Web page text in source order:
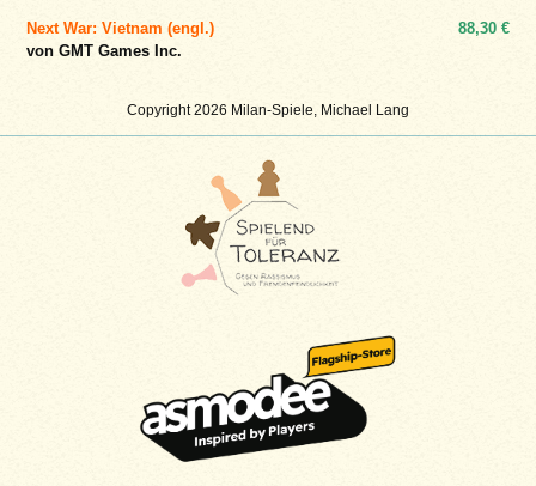
Copyright 2026 Milan-Spiele, Michael Lang
Next War: Vietnam (engl.)
von GMT Games Inc.
88,30 €